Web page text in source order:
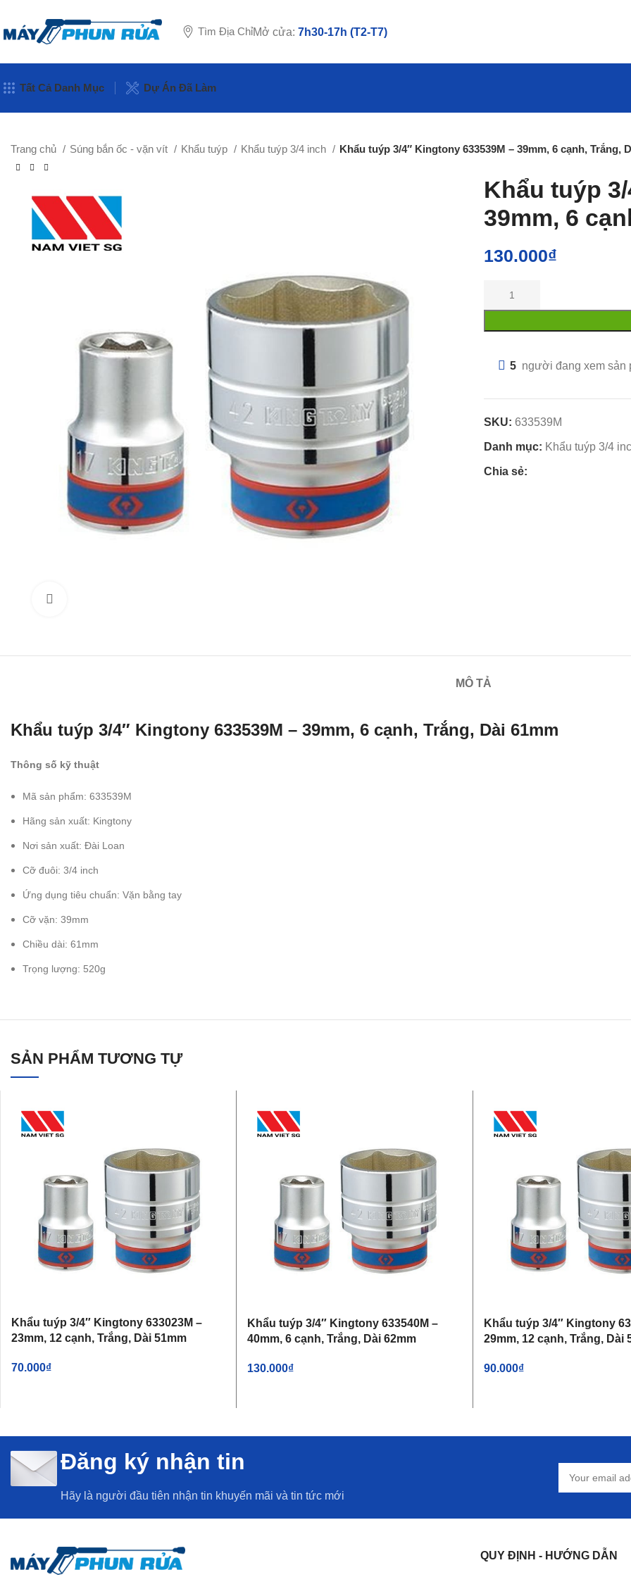
Tìm Địa ChỉMở cửa: 7h30-17h (T2-T7)
Tất Cả Danh Mục Dự Án Đã Làm
Trang chủ Súng bắn ốc - vặn vít Khẩu tuýp Khẩu tuýp 3/4 inch Khẩu tuýp 3/4″ Kingtony 633539M – 39mm, 6 cạnh, Trắng,
Khẩu tuýp
39mm, 6
130.000₫
5 người đang xem sản
SKU: 633539M
Danh mục: Khẩu tuýp 3/4
Chia sẻ:
MÔ TẢ
Khẩu tuýp 3/4″ Kingtony 633539M – 39mm, 6 cạnh, Trắng, Dài 61mm
Thông số kỹ thuật
Mã sản phẩm: 633539M
Hãng sản xuất: Kingtony
Nơi sản xuất: Đài Loan
Cỡ đuôi: 3/4 inch
Ứng dụng tiêu chuẩn: Vặn bằng tay
Cỡ vặn: 39mm
Chiều dài: 61mm
Trọng lượng: 520g
SẢN PHẨM TƯƠNG TỰ
Khẩu tuýp 3/4″ Kingtony 633023M –
23mm, 12 cạnh, Trắng, Dài 51mm
70.000₫
Khẩu tuýp 3/4″ Kingtony 633540M –
40mm, 6 cạnh, Trắng, Dài 62mm
130.000₫
Khẩu tuýp 3/4″ Kingtony
29mm, 12 cạnh, Trắng, Dài
90.000₫
Đăng ký nhận tin
Hãy là người đầu tiên nhận tin khuyến mãi và tin tức mới
QUY ĐỊNH - HƯỚNG DẪN